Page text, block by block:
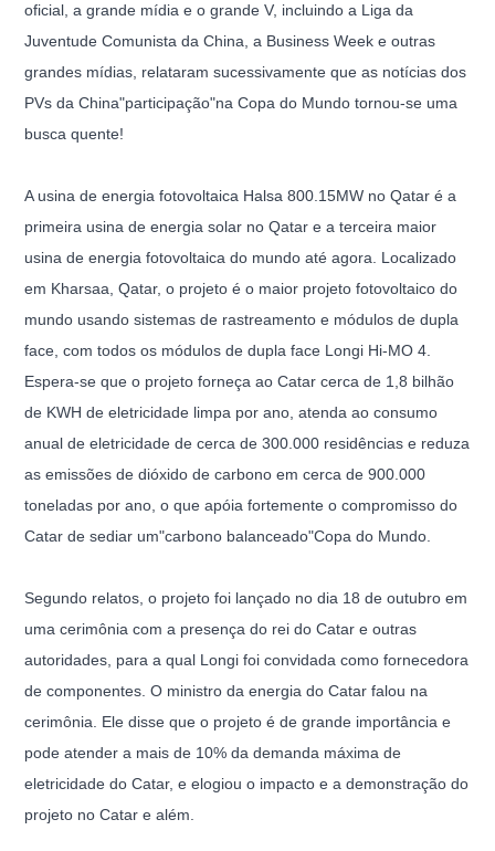
oficial, a grande mídia e o grande V, incluindo a Liga da
Juventude Comunista da China, a Business Week e outras
grandes mídias, relataram sucessivamente que as notícias dos
PVs da China"participação"na Copa do Mundo tornou-se uma
busca quente!
A usina de energia fotovoltaica Halsa 800.15MW no Qatar é a
primeira usina de energia solar no Qatar e a terceira maior
usina de energia fotovoltaica do mundo até agora. Localizado
em Kharsaa, Qatar, o projeto é o maior projeto fotovoltaico do
mundo usando sistemas de rastreamento e módulos de dupla
face, com todos os módulos de dupla face Longi Hi-MO 4.
Espera-se que o projeto forneça ao Catar cerca de 1,8 bilhão
de KWH de eletricidade limpa por ano, atenda ao consumo
anual de eletricidade de cerca de 300.000 residências e reduza
as emissões de dióxido de carbono em cerca de 900.000
toneladas por ano, o que apóia fortemente o compromisso do
Catar de sediar um"carbono balanceado"Copa do Mundo.
Segundo relatos, o projeto foi lançado no dia 18 de outubro em
uma cerimônia com a presença do rei do Catar e outras
autoridades, para a qual Longi foi convidada como fornecedora
de componentes. O ministro da energia do Catar falou na
cerimônia. Ele disse que o projeto é de grande importância e
pode atender a mais de 10% da demanda máxima de
eletricidade do Catar, e elogiou o impacto e a demonstração do
projeto no Catar e além.